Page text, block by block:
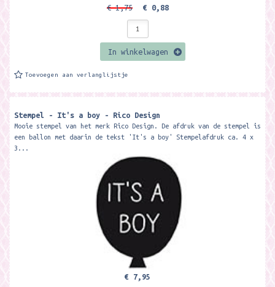
€ 1,75 € 0,88
In winkelwagen
Toevoegen aan verlanglijstje
Stempel - It's a boy - Rico Design
Mooie stempel van het merk Rico Design. De afdruk van de stempel is
een ballon met daarin de tekst 'It's a boy' Stempelafdruk ca. 4 x
3...
€ 7,95